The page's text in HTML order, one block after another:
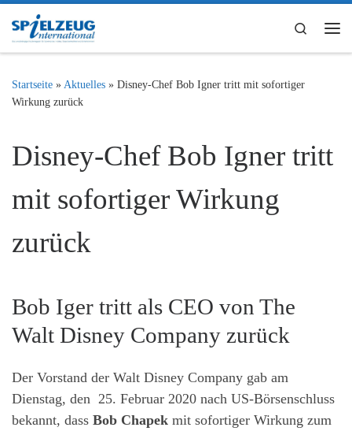
Zum Inhalt springen
Search
Startseite » Aktuelles » Disney-Chef Bob Igner tritt mit sofortiger
Wirkung zurück
Disney-Chef Bob Igner tritt
mit sofortiger Wirkung
zurück
Bob Iger tritt als CEO von The
Walt Disney Company zurück
Der Vorstand der Walt Disney Company gab am
Dienstag, den 25. Februar 2020 nach US-Börsenschluss
bekannt, dass Bob Chapek mit sofortiger Wirkung zum